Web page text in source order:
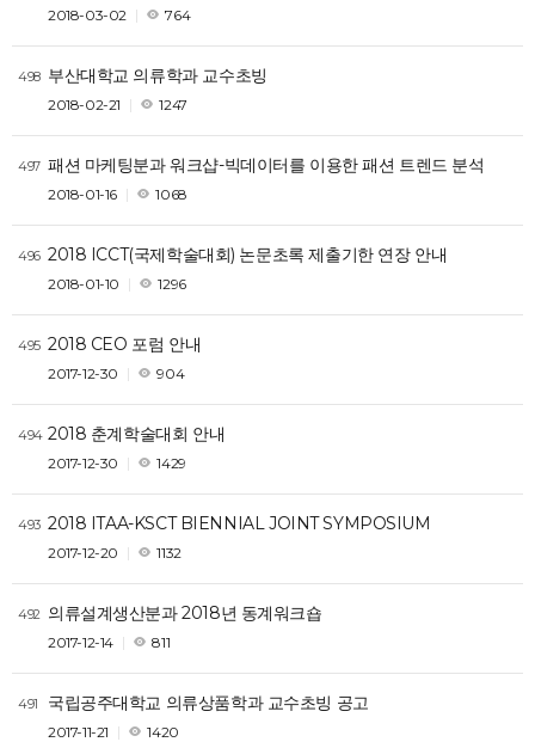
2018-03-02 764
498 부산대학교 의류학과 교수초빙
2018-02-21 1247
497 패션 마케팅분과 워크샵-빅데이터를 이용한 패션 트렌드 분석
2018-01-16 1068
496 2018 ICCT(국제학술대회) 논문초록 제출기한 연장 안내
2018-01-10 1296
495 2018 CEO 포럼 안내
2017-12-30 904
494 2018 춘계학술대회 안내
2017-12-30 1429
493 2018 ITAA-KSCT BIENNIAL JOINT SYMPOSIUM
2017-12-20 1132
492 의류설계생산분과 2018년 동계워크숍
2017-12-14 811
491 국립공주대학교 의류상품학과 교수초빙 공고
2017-11-21 1420